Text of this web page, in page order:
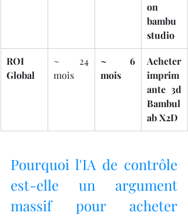
on
bambu
studio
ROI
Global
~ 24
mois
~ 6
mois
Acheter
imprim
ante 3d
Bambul
ab X2D
Pourquoi l'IA de contrôle
est-elle un argument
massif pour acheter